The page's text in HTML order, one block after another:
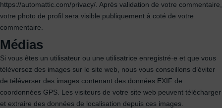
https://automattic.com/privacy/. Après validation de votre commentaire,
votre photo de profil sera visible publiquement à coté de votre
commentaire.
Médias
Si vous êtes un utilisateur ou une utilisatrice enregistré·e et que vous
téléversez des images sur le site web, nous vous conseillons d’éviter
de téléverser des images contenant des données EXIF de
coordonnées GPS. Les visiteurs de votre site web peuvent télécharger
et extraire des données de localisation depuis ces images.